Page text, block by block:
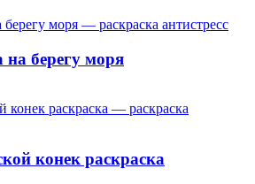
берегу моря
конек раскраска